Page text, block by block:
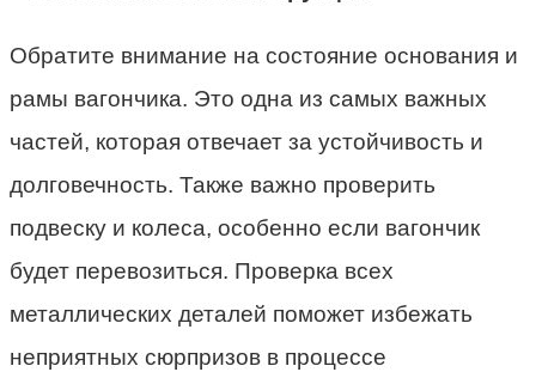
Обратите внимание на состояние основания и
рамы вагончика. Это одна из самых важных
частей, которая отвечает за устойчивость и
долговечность. Также важно проверить
подвеску и колеса, особенно если вагончик
будет перевозиться. Проверка всех
металлических деталей поможет избежать
неприятных сюрпризов в процессе